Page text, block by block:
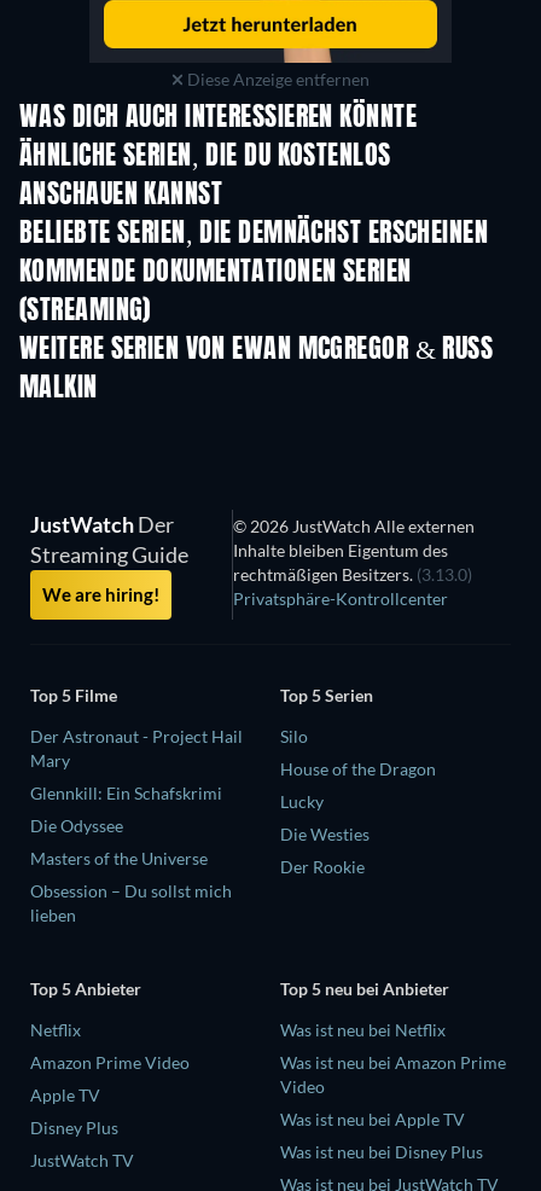
Diese Anzeige entfernen
WAS DICH AUCH INTERESSIEREN KÖNNTE
Serie Serie
ÄHNLICHE SERIEN, DIE DU KOSTENLOS
ANSCHAUEN KANNST
Serie
BELIEBTE SERIEN, DIE DEMNÄCHST ERSCHEINEN
Serie Serie
KOMMENDE DOKUMENTATIONEN SERIEN
(STREAMING)Staffel 1
WEITERE SERIEN VON EWAN MCGREGOR & RUSS
MALKIN
JustWatchDer
Streaming Guide
We are hiring!
© 2026 JustWatch Alle externen
Inhalte bleiben Eigentum des
rechtmäßigen Besitzers. (3.13.0)
Privatsphäre-Kontrollcenter
Top 5 Filme
Der Astronaut - Project Hail
Mary
Glennkill: Ein Schafskrimi
Die Odyssee
Masters of the Universe
Obsession – Du sollst mich
lieben
Top 5 Serien
Silo
House of the Dragon
Lucky
Die Westies
Der Rookie
Top 5 Anbieter
Netflix
Amazon Prime Video
Apple TV
Disney Plus
JustWatch TV
Top 5 neu bei Anbieter
Was ist neu bei Netflix
Was ist neu bei Amazon Prime
Video
Was ist neu bei Apple TV
Was ist neu bei Disney Plus
Was ist neu bei JustWatch TV